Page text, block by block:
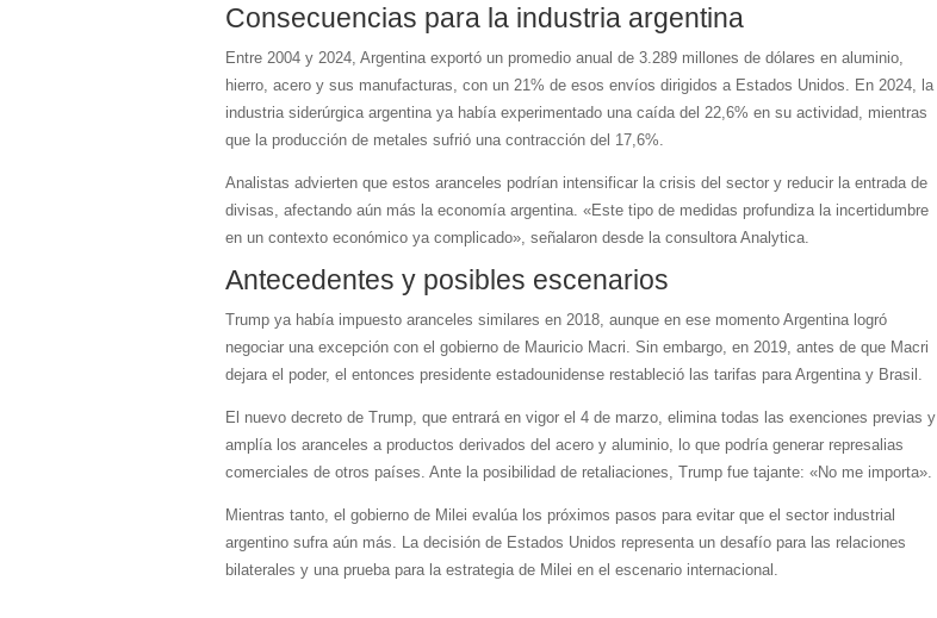
Consecuencias para la industria argentina
Entre 2004 y 2024, Argentina exportó un promedio anual de 3.289 millones de dólares en aluminio,
hierro, acero y sus manufacturas, con un 21% de esos envíos dirigidos a Estados Unidos. En 2024, la
industria siderúrgica argentina ya había experimentado una caída del 22,6% en su actividad, mientras
que la producción de metales sufrió una contracción del 17,6%.
Analistas advierten que estos aranceles podrían intensificar la crisis del sector y reducir la entrada de
divisas, afectando aún más la economía argentina. «Este tipo de medidas profundiza la incertidumbre
en un contexto económico ya complicado», señalaron desde la consultora Analytica.
Antecedentes y posibles escenarios
Trump ya había impuesto aranceles similares en 2018, aunque en ese momento Argentina logró
negociar una excepción con el gobierno de Mauricio Macri. Sin embargo, en 2019, antes de que Macri
dejara el poder, el entonces presidente estadounidense restableció las tarifas para Argentina y Brasil.
El nuevo decreto de Trump, que entrará en vigor el 4 de marzo, elimina todas las exenciones previas y
amplía los aranceles a productos derivados del acero y aluminio, lo que podría generar represalias
comerciales de otros países. Ante la posibilidad de retaliaciones, Trump fue tajante: «No me importa».
Mientras tanto, el gobierno de Milei evalúa los próximos pasos para evitar que el sector industrial
argentino sufra aún más. La decisión de Estados Unidos representa un desafío para las relaciones
bilaterales y una prueba para la estrategia de Milei en el escenario internacional.